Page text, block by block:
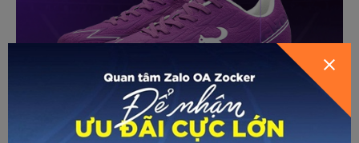
HƯỚNG DẪN CHỌN SIZE
GỬI THÔNG TIN ĐỂ ZOCKER TƯ
VẤN CHO BẠN